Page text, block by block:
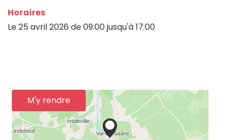
Horaires
Le25 avril 2026 de 09:00 jusqu'à 17:00
M'y rendre